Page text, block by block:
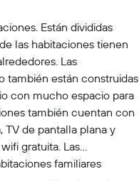
Están divididas
las habitaciones tienen
Las
también están construidas
con mucho espacio para
también cuentan con
TV de pantalla plana y
gratuita. Las
familiares